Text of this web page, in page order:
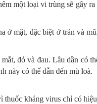
một loại vi trùng sẽ gây
mặt, đặc biệt ở trán và
đỏ và đau. Lâu dần có
này có thể dẫn đến mù loà.
thuốc kháng virus chỉ có